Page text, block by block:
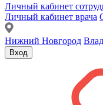
Личный кабинет
Личный кабинет врача
Нижний Новгород
Вход